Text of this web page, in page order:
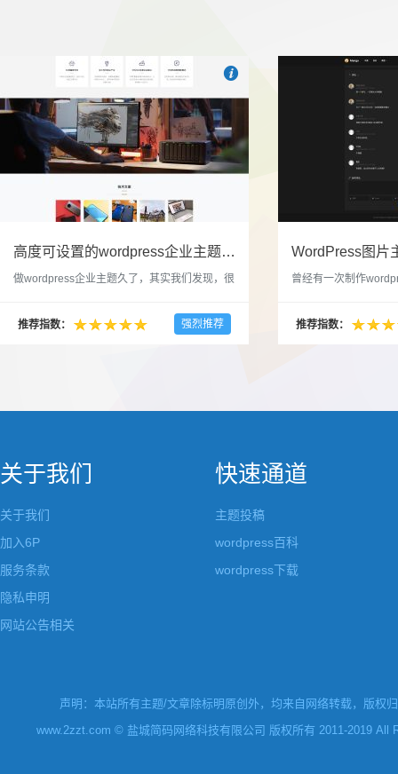
 吧
高度可设置的wordpress企业主题indigo分享
做wordpress企业主题久了，其实我们发现，很
配色和元素细节。为此我们创造了一个高可设
置，并且模块可以重复利用的wordpress企业主
推荐指数： 强烈推荐
曾经有一次制作
分享站也行，说是分
推荐指数：
关于我们
关于我们
加入6P
服务条款
隐私申明
网站公告相关
快速通道
主题投稿
wordpress百科
wordpress下载
声明：本站所有主题/文章除标明原创外，均来自网络转载，版权
www.2zzt.com © 盐城简码网络科技有限公司 版权所有 2011-2019